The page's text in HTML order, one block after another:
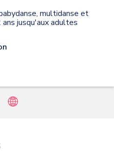
multidanse et
jusqu'aux adultes